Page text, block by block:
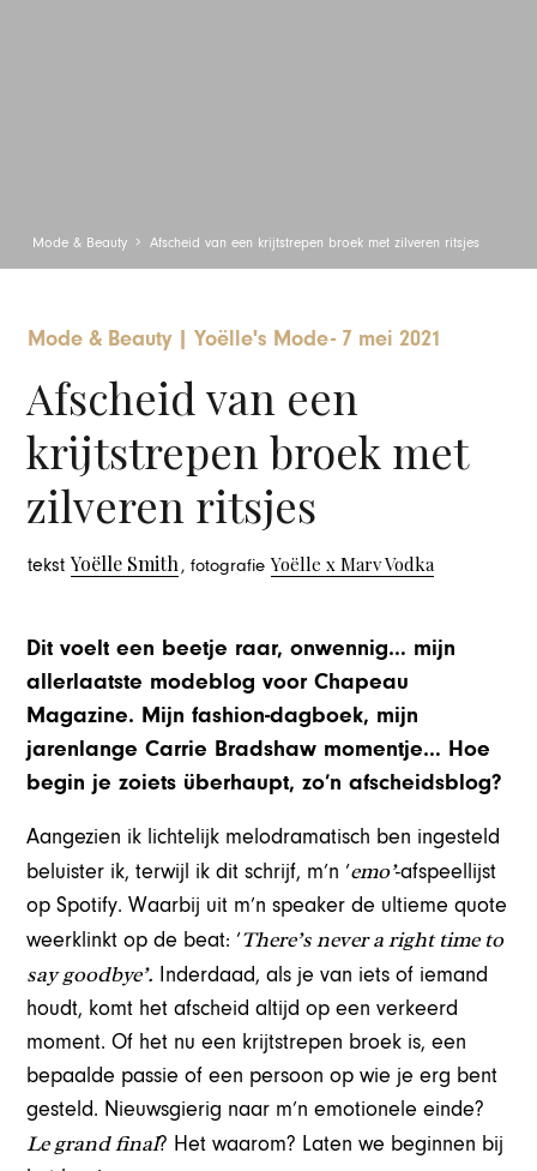
Mode & Beauty Afscheid van een krijtstrepen broek met zilveren ritsjes
Mode & Beauty | Yoëlle's Mode- 7 mei 2021
Afscheid van een
krijtstrepen broek met
zilveren ritsjes
tekstYoëlle Smith , fotografieYoëlle x Marv Vodka
Dit voelt een beetje raar, onwennig… mijn
allerlaatste modeblog voor Chapeau
Magazine. Mijn fashion-dagboek, mijn
jarenlange Carrie Bradshaw momentje… Hoe
begin je zoiets überhaupt, zo’n afscheidsblog?
Aangezien ik lichtelijk melodramatisch ben ingesteld
beluister ik, terwijl ik dit schrijf, m’n ‘emo’-afspeellijst
op Spotify. Waarbij uit m’n speaker de ultieme quote
weerklinkt op de beat: ‘There’s never a right time to
say goodbye’. Inderdaad, als je van iets of iemand
houdt, komt het afscheid altijd op een verkeerd
moment. Of het nu een krijtstrepen broek is, een
bepaalde passie of een persoon op wie je erg bent
gesteld. Nieuwsgierig naar m’n emotionele einde?
Le grand final? Het waarom? Laten we beginnen bij